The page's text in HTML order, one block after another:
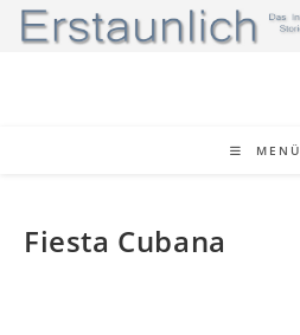
Zum
Inhalt
MENÜ
Fiesta Cubana